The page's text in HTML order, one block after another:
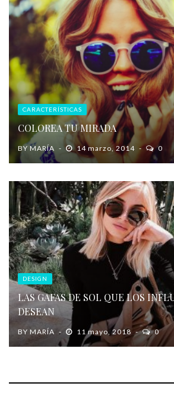
CARACTERÍSTICAS
COLOREA TU MIRADA
BY MARÍA 14 marzo, 2014 0
DESIGN
LAS GAFAS DE SOL QUE LOS
DESEAN
BY MARÍA 11 mayo, 2018 0